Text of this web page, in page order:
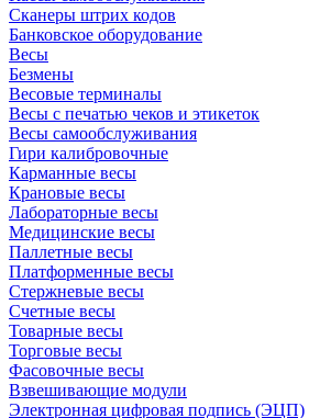
Сканеры штрих кодов
Банковское оборудование
Весы
Безмены
Весовые терминалы
Весы с печатью чеков и этикеток
Весы самообслуживания
Гири калибровочные
Карманные весы
Крановые весы
Лабораторные весы
Медицинские весы
Паллетные весы
Платформенные весы
Стержневые весы
Счетные весы
Товарные весы
Торговые весы
Фасовочные весы
Взвешивающие модули
Электронная цифровая подпись (ЭЦП)